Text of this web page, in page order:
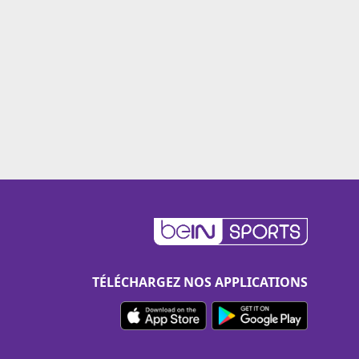
TÉLÉCHARGEZ NOS APPLICATIONS